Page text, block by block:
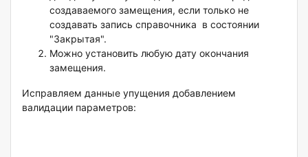
создаваемого замещения, если только не
создавать запись справочника в состоянии
"Закрытая".
Можно установить любую дату окончания
замещения.
Исправляем данные упущения добавлением
валидации параметров: